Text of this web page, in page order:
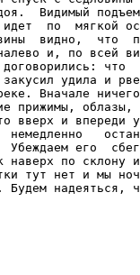
Видимый
по  мягкой
видно,  что
и, по всей
что
удила и
Вначале
прижимы, облазы,
вверх и впереди
Убеждаем его
наверх по склону
тут нет и мы
Будем надеяться,